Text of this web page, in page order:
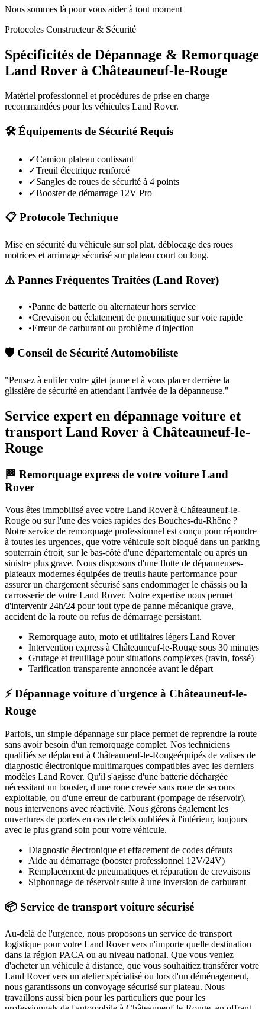
Nous sommes là pour vous aider à tout moment
Protocoles Constructeur & Sécurité
Spécificités de Dépannage & Remorquage
Land Rover à Châteauneuf-le-Rouge
Matériel professionnel et procédures de prise en charge
recommandées pour les véhicules Land Rover.
🛠️ Équipements de Sécurité Requis
✓Camion plateau coulissant
✓Treuil électrique renforcé
✓Sangles de roues de sécurité à 4 points
✓Booster de démarrage 12V Pro
📋 Protocole Technique
Mise en sécurité du véhicule sur sol plat, déblocage des roues
motrices et arrimage sécurisé sur plateau court ou long.
⚠️ Pannes Fréquentes Traitées (Land Rover)
•Panne de batterie ou alternateur hors service
•Crevaison ou éclatement de pneumatique sur voie rapide
•Erreur de carburant ou problème d'injection
🛡️ Conseil de Sécurité Automobiliste
"Pensez à enfiler votre gilet jaune et à vous placer derrière la
glissière de sécurité en attendant l'arrivée de la dépanneuse."
Service expert en dépannage voiture et
transport Land Rover à Châteauneuf-le-
Rouge
🏁 Remorquage express de votre voiture Land
Rover
Vous êtes immobilisé avec votre Land Rover à Châteauneuf-le-
Rouge ou sur l'une des voies rapides des Bouches-du-Rhône ?
Notre service de remorquage professionnel est conçu pour répondre
à toutes les urgences, que votre véhicule soit bloqué dans un parking
souterrain étroit, sur le bas-côté d'une départementale ou après un
sinistre plus grave. Nous disposons d'une flotte de dépanneuses-
plateaux modernes équipées de treuils haute performance pour
assurer un chargement sécurisé sans endommager le châssis ou la
carrosserie de votre Land Rover. Notre expertise nous permet
d'intervenir 24h/24 pour tout type de panne mécanique grave,
accident de la route ou refus de démarrage persistant.
Remorquage auto, moto et utilitaires légers Land Rover
Intervention express à Châteauneuf-le-Rouge sous 30 minutes
Grutage et treuillage pour situations complexes (ravin, fossé)
Tarification transparente annoncée avant le départ
⚡ Dépannage voiture d'urgence à Châteauneuf-le-
Rouge
Parfois, un simple dépannage sur place permet de reprendre la route
sans avoir besoin d'un remorquage complet. Nos techniciens
qualifiés se déplacent à Châteauneuf-le-Rougeéquipés de valises de
diagnostic électronique multimarques compatibles avec les derniers
modèles Land Rover. Qu'il s'agisse d'une batterie déchargée
nécessitant un booster, d'une roue crevée sans roue de secours
exploitable, ou d'une erreur de carburant (pompage de réservoir),
nous intervenons avec réactivité. Nous gérons également les
ouvertures de portes en cas de clefs oubliées à l'intérieur, toujours
avec le plus grand soin pour votre véhicule.
Diagnostic électronique et effacement de codes défauts
Aide au démarrage (booster professionnel 12V/24V)
Remplacement de pneumatiques et réparation de crevaisons
Siphonnage de réservoir suite à une inversion de carburant
📦 Service de transport voiture sécurisé
Au-delà de l'urgence, nous proposons un service de transport
logistique pour votre Land Roververs n'importe quelle destination
dans la région PACA ou au niveau national. Que vous veniez
d'acheter un véhicule à distance, que vous souhaitiez transférer votre
Land Roververs un atelier spécialisé ou lors d'un déménagement,
nous garantissons un convoyage sécurisé sur plateau. Nous
travaillons aussi bien pour les particuliers que pour les